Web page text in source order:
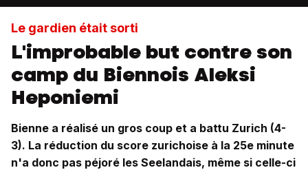
Le gardien était sorti
L'improbable but contre son
camp du Biennois Aleksi
Heponiemi
Bienne a réalisé un gros coup et a battu Zurich (4-
3). La réduction du score zurichoise à la 25e minute
n'a donc pas péjoré les Seelandais, même si celle-ci